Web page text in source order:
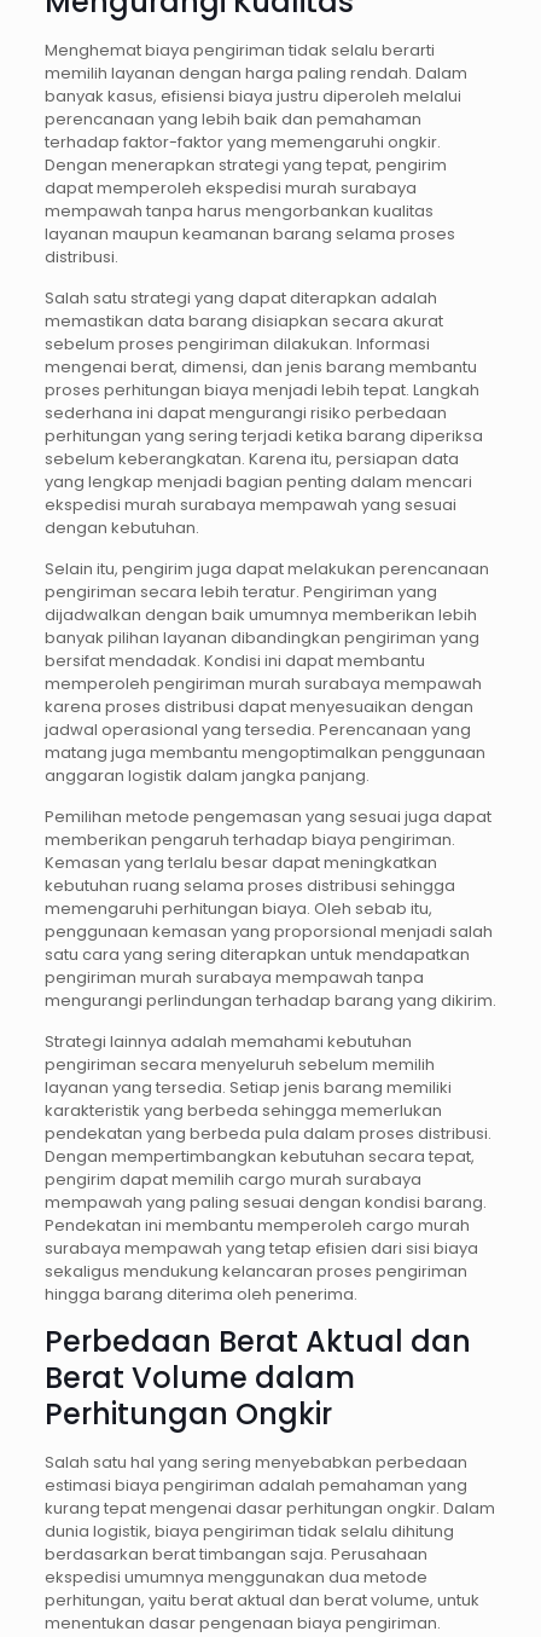
Menghemat biaya pengiriman tidak selalu berarti
memilih layanan dengan harga paling rendah. Dalam
banyak kasus, efisiensi biaya justru diperoleh melalui
perencanaan yang lebih baik dan pemahaman
terhadap faktor-faktor yang memengaruhi ongkir.
Dengan menerapkan strategi yang tepat, pengirim
dapat memperoleh ekspedisi murah surabaya
mempawah tanpa harus mengorbankan kualitas
layanan maupun keamanan barang selama proses
distribusi.
Salah satu strategi yang dapat diterapkan adalah
memastikan data barang disiapkan secara akurat
sebelum proses pengiriman dilakukan. Informasi
mengenai berat, dimensi, dan jenis barang membantu
proses perhitungan biaya menjadi lebih tepat. Langkah
sederhana ini dapat mengurangi risiko perbedaan
perhitungan yang sering terjadi ketika barang diperiksa
sebelum keberangkatan. Karena itu, persiapan data
yang lengkap menjadi bagian penting dalam mencari
ekspedisi murah surabaya mempawah yang sesuai
dengan kebutuhan.
Selain itu, pengirim juga dapat melakukan perencanaan
pengiriman secara lebih teratur. Pengiriman yang
dijadwalkan dengan baik umumnya memberikan lebih
banyak pilihan layanan dibandingkan pengiriman yang
bersifat mendadak. Kondisi ini dapat membantu
memperoleh pengiriman murah surabaya mempawah
karena proses distribusi dapat menyesuaikan dengan
jadwal operasional yang tersedia. Perencanaan yang
matang juga membantu mengoptimalkan penggunaan
anggaran logistik dalam jangka panjang.
Pemilihan metode pengemasan yang sesuai juga dapat
memberikan pengaruh terhadap biaya pengiriman.
Kemasan yang terlalu besar dapat meningkatkan
kebutuhan ruang selama proses distribusi sehingga
memengaruhi perhitungan biaya. Oleh sebab itu,
penggunaan kemasan yang proporsional menjadi salah
satu cara yang sering diterapkan untuk mendapatkan
pengiriman murah surabaya mempawah tanpa
mengurangi perlindungan terhadap barang yang dikirim.
Strategi lainnya adalah memahami kebutuhan
pengiriman secara menyeluruh sebelum memilih
layanan yang tersedia. Setiap jenis barang memiliki
karakteristik yang berbeda sehingga memerlukan
pendekatan yang berbeda pula dalam proses distribusi.
Dengan mempertimbangkan kebutuhan secara tepat,
pengirim dapat memilih cargo murah surabaya
mempawah yang paling sesuai dengan kondisi barang.
Pendekatan ini membantu memperoleh cargo murah
surabaya mempawah yang tetap efisien dari sisi biaya
sekaligus mendukung kelancaran proses pengiriman
hingga barang diterima oleh penerima.
Perbedaan Berat Aktual dan
Berat Volume dalam
Perhitungan Ongkir
Salah satu hal yang sering menyebabkan perbedaan
estimasi biaya pengiriman adalah pemahaman yang
kurang tepat mengenai dasar perhitungan ongkir. Dalam
dunia logistik, biaya pengiriman tidak selalu dihitung
berdasarkan berat timbangan saja. Perusahaan
ekspedisi umumnya menggunakan dua metode
perhitungan, yaitu berat aktual dan berat volume, untuk
menentukan dasar pengenaan biaya pengiriman.